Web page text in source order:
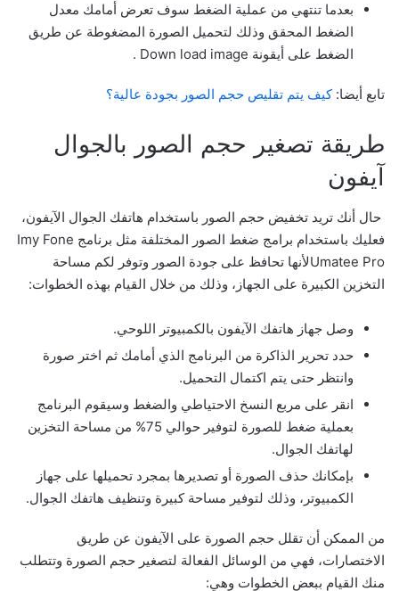
بعدما تنتهي من عملية الضغط سوف تعرض أمامك معدل
الضغط المحقق وذلك لتحميل الصورة المضغوطة عن طريق
الضغط على أيقونة Down load image .
تابع أيضا:كيف يتم تقليص حجم الصور بجودة عالية؟
طريقة تصغير حجم الصور بالجوال
آيفون
حال أنك تريد تخفيض حجم الصور باستخدام هاتفك الجوال الآيفون،
فعليك باستخدام برامج ضغط الصور المختلفة مثل برنامج Imy Fone
Umatee Proلأنها تحافظ على جودة الصور وتوفر لكم مساحة
التخزين الكبيرة على الجهاز، وذلك من خلال القيام بهذه الخطوات:
وصل جهاز هاتفك الآيفون بالكمبيوتر اللوحي.
حدد تحرير الذاكرة من البرنامج الذي أمامك ثم اختر صورة
وانتظر حتى يتم اكتمال التحميل.
انقر على مربع النسخ الاحتياطي والضغط وسيقوم البرنامج
بعملية ضغط للصورة لتوفير حوالي 75% من مساحة التخزين
لهاتفك الجوال.
بإمكانك حذف الصورة أو تصديرها بمجرد تحميلها على جهاز
الكمبيوتر، وذلك لتوفير مساحة كبيرة وتنظيف هاتفك الجوال.
من الممكن أن تقلل حجم الصورة على الآيفون عن طريق
الاختصارات، فهي من الوسائل الفعالة لتصغير حجم الصورة وتتطلب
منك القيام ببعض الخطوات وهي: